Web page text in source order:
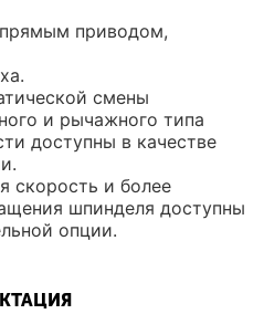
приводом,
смены
и рычажного типа
доступны в качестве
скорость и более
шпинделя доступны
опции.